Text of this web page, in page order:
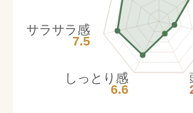
しっとり感
6.6
サラサラ感
7.5